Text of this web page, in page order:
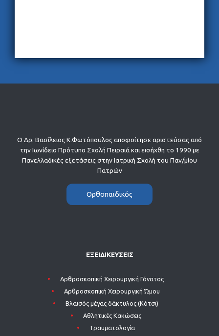
Ο Δρ. Βασίλειος Κ.Φωτόπουλος αποφοίτησε αριστεύσας από
την Ιωνίδειο Πρότυπο Σχολή Πειραιά και εισήχθη το 1990 με
Πανελλαδικές εξετάσεις στην Ιατρική Σχολή του Παν/μίου
Πατρών
Ορθοπαιδικός
ΕΞΕΙΔΙΚΕΥΣΕΙΣ
Aρθροσκοπική Χειρουργική Γόνατος
Aρθροσκοπική Χειρουργική Ώμου
Βλαισός μέγας δάκτυλος (Κότσι)
Αθλητικές Κακώσεις
Τραυματολογία